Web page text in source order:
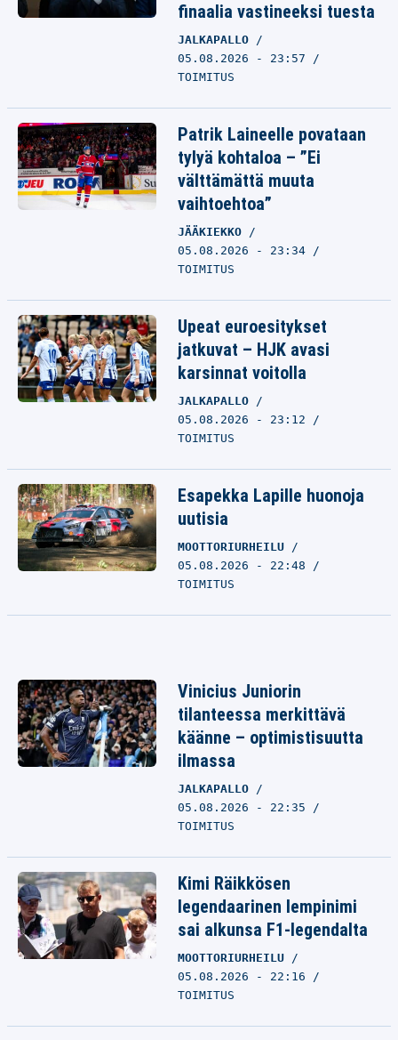
finaalia vastineeksi tuesta
JALKAPALLO
05.08.2026 - 23:57
TOIMITUS
Patrik Laineelle povataan
tylyä kohtaloa – ”Ei
välttämättä muuta
vaihtoehtoa”
JÄÄKIEKKO
05.08.2026 - 23:34
TOIMITUS
Upeat euroesitykset
jatkuvat – HJK avasi
karsinnat voitolla
JALKAPALLO
05.08.2026 - 23:12
TOIMITUS
Esapekka Lapille huonoja
uutisia
MOOTTORIURHEILU
05.08.2026 - 22:48
TOIMITUS
Vinicius Juniorin
tilanteessa merkittävä
käänne – optimistisuutta
ilmassa
JALKAPALLO
05.08.2026 - 22:35
TOIMITUS
Kimi Räikkösen
legendaarinen lempinimi
sai alkunsa F1-legendalta
MOOTTORIURHEILU
05.08.2026 - 22:16
TOIMITUS